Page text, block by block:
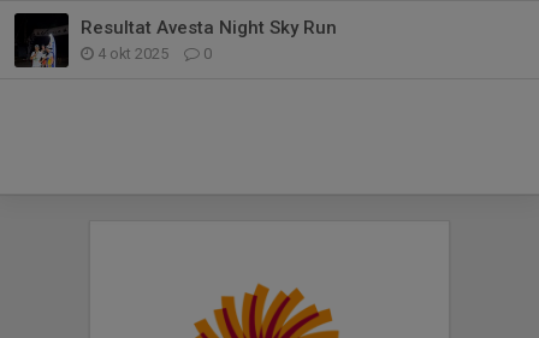
Resultat Avesta Night Sky Run
4 okt 2025 0